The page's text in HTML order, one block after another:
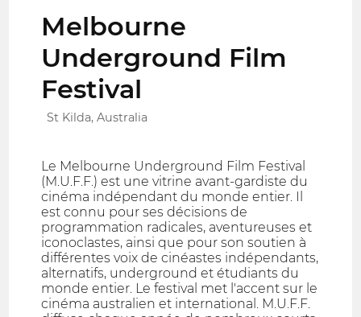
Melbourne
Underground Film
Festival
St Kilda, Australia
Le Melbourne Underground Film Festival
(M.U.F.F.) est une vitrine avant-gardiste du
cinéma indépendant du monde entier. Il
est connu pour ses décisions de
programmation radicales, aventureuses et
iconoclastes, ainsi que pour son soutien à
différentes voix de cinéastes indépendants,
alternatifs, underground et étudiants du
monde entier. Le festival met l'accent sur le
cinéma australien et international. M.U.F.F.